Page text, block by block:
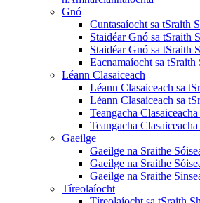
Gnó
Cuntasaíocht sa tSraith
Staidéar Gnó sa tSraith
Staidéar Gnó sa tSraith
Eacnamaíocht sa tSraith
Léann Clasaiceach
Léann Clasaiceach sa
Léann Clasaiceach sa
Teangacha
Teangacha
Gaeilge
Gaeilge na Sraithe
Gaeilge na Sraithe
Gaeilge na Sraithe
Tíreolaíocht